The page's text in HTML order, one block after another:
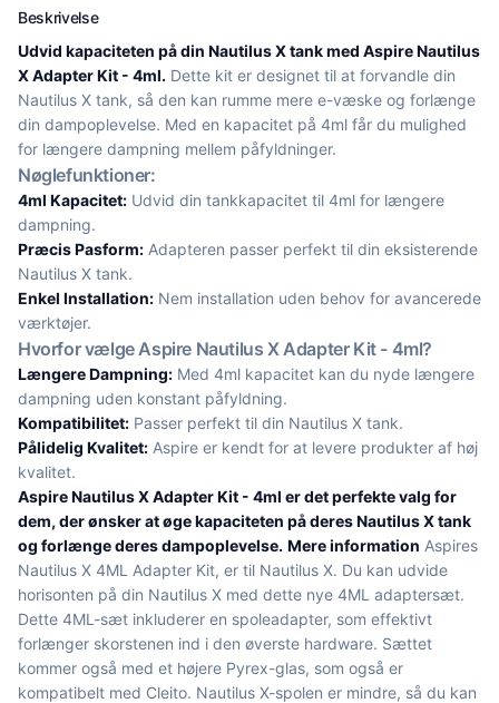
Beskrivelse
Udvid kapaciteten på din Nautilus X tank med Aspire Nautilus
X Adapter Kit - 4ml. Dette kit er designet til at forvandle din
Nautilus X tank, så den kan rumme mere e-væske og forlænge
din dampoplevelse. Med en kapacitet på 4ml får du mulighed
for længere dampning mellem påfyldninger.
Nøglefunktioner:
4ml Kapacitet: Udvid din tankkapacitet til 4ml for længere
dampning.
Præcis Pasform: Adapteren passer perfekt til din eksisterende
Nautilus X tank.
Enkel Installation: Nem installation uden behov for avancerede
værktøjer.
Hvorfor vælge Aspire Nautilus X Adapter Kit - 4ml?
Længere Dampning: Med 4ml kapacitet kan du nyde længere
dampning uden konstant påfyldning.
Kompatibilitet: Passer perfekt til din Nautilus X tank.
Pålidelig Kvalitet: Aspire er kendt for at levere produkter af høj
kvalitet.
Aspire Nautilus X Adapter Kit - 4ml er det perfekte valg for
dem, der ønsker at øge kapaciteten på deres Nautilus X tank
og forlænge deres dampoplevelse. Mere information Aspires
Nautilus X 4ML Adapter Kit, er til Nautilus X. Du kan udvide
horisonten på din Nautilus X med dette nye 4ML adaptersæt.
Dette 4ML-sæt inkluderer en spoleadapter, som effektivt
forlænger skorstenen ind i den øverste hardware. Sættet
kommer også med et højere Pyrex-glas, som også er
kompatibelt med Cleito. Nautilus X-spolen er mindre, så du kan